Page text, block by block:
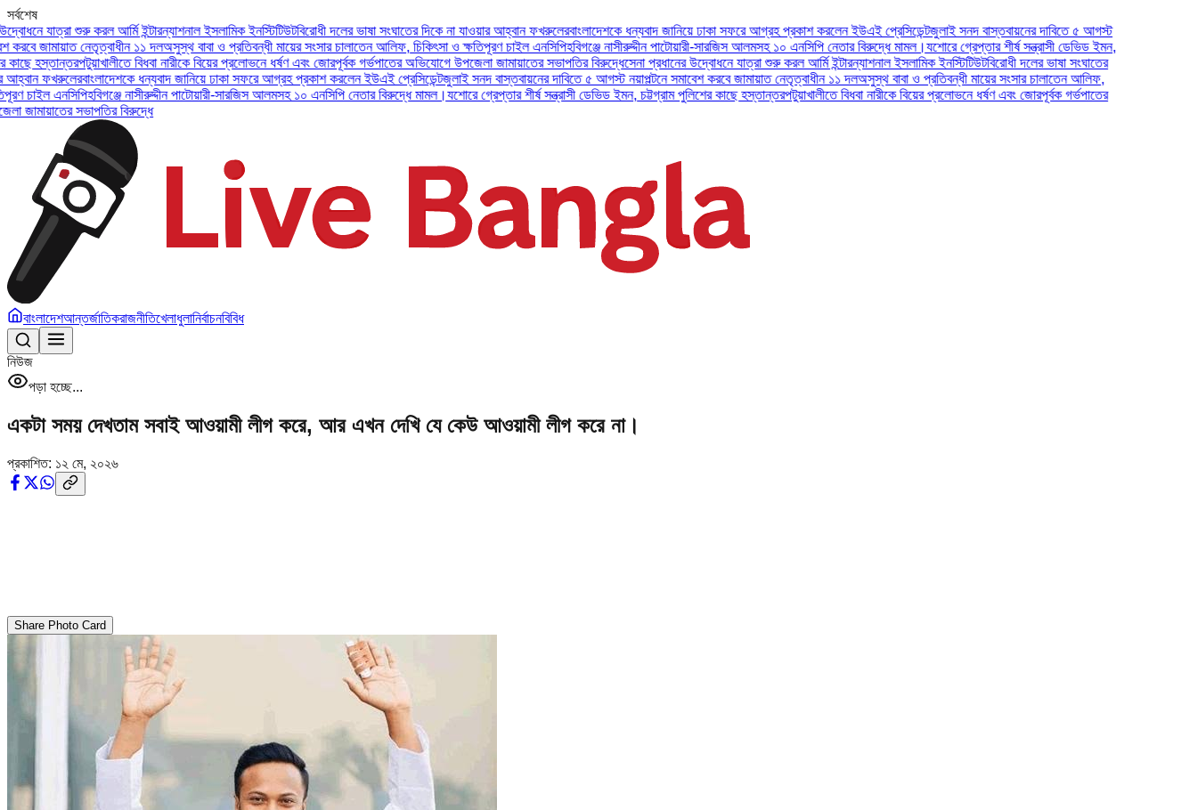
সর্বশেষ
শুরু করল আর্মি ইন্টারন্যাশনাল ইসলামিক ইনস্টিটিউটবিরোধী দলের ভাষা সংঘাতের দিকে না যাওয়ার আহ্বান ফখরুলেরবাংলাদেশকে ধন্যবাদ জানিয়ে ঢাকা সফরে আগ্রহ প্রকাশ করলেন ইউএই প্রেসিডেন্টজুলাই সনদ বাস্তবায়নের দাবিতে ৫ আগস্ট
নেতৃত্বাধীন ১১ দলঅসুস্থ বাবা ও প্রতিবন্ধী মায়ের সংসার চালাতেন আলিফ, চিকিৎসা ও ক্ষতিপূরণ চাইল এনসিপিহবিগঞ্জে নাসীরুদ্দীন পাটোয়ারী-সারজিস আলমসহ ১০ এনসিপি নেতার বিরুদ্ধে মামল।যশোরে গ্রেপ্তার শীর্ষ সন্ত্রাসী ডেভিড ইমন,
পটুয়াখালীতে বিধবা নারীকে বিয়ের প্রলোভনে ধর্ষণ এবং জোরপূর্বক গর্ভপাতের অভিযোগে উপজেলা জামায়াতের সভাপতির বিরুদ্ধেসেনা প্রধানের উদ্বোধনে যাত্রা শুরু করল আর্মি ইন্টারন্যাশনাল ইসলামিক ইনস্টিটিউটবিরোধী দলের ভাষা সংঘাতের
বাংলাদেশকে ধন্যবাদ জানিয়ে ঢাকা সফরে আগ্রহ প্রকাশ করলেন ইউএই প্রেসিডেন্টজুলাই সনদ বাস্তবায়নের দাবিতে ৫ আগস্ট নয়াপল্টনে সমাবেশ করবে জামায়াত নেতৃত্বাধীন ১১ দলঅসুস্থ বাবা ও প্রতিবন্ধী মায়ের সংসার চালাতেন আলিফ,
হবিগঞ্জে নাসীরুদ্দীন পাটোয়ারী-সারজিস আলমসহ ১০ এনসিপি নেতার বিরুদ্ধে মামল।যশোরে গ্রেপ্তার শীর্ষ সন্ত্রাসী ডেভিড ইমন, চট্টগ্রাম পুলিশের কাছে হস্তান্তরপটুয়াখালীতে বিধবা নারীকে বিয়ের প্রলোভনে ধর্ষণ এবং জোরপূর্বক গর্ভপাতের
সভাপতির বিরুদ্ধে
বাংলাদেশআন্তর্জাতিকরাজনীতিখেলাধুলানির্বাচনবিবিধ
নিউজ
পড়া হচ্ছে...
একটা সময় দেখতাম সবাই আওয়ামী লীগ করে, আর এখন দেখি যে কেউ আওয়ামী লীগ করে না।
প্রকাশিত: ১২ মে, ২০২৬
Share Photo Card